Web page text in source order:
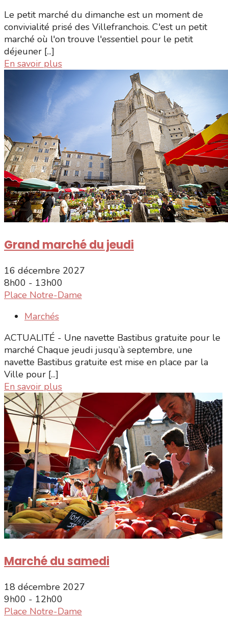
Le petit marché du dimanche est un moment de
convivialité prisé des Villefranchois. C'est un petit
marché où l'on trouve l'essentiel pour le petit
déjeuner [...]
En savoir plus
Grand marché du jeudi
16 décembre 2027
8h00 - 13h00
Place Notre-Dame
Marchés
ACTUALITÉ - Une navette Bastibus gratuite pour le
marché Chaque jeudi jusqu’à septembre, une
navette Bastibus gratuite est mise en place par la
Ville pour [...]
En savoir plus
Marché du samedi
18 décembre 2027
9h00 - 12h00
Place Notre-Dame